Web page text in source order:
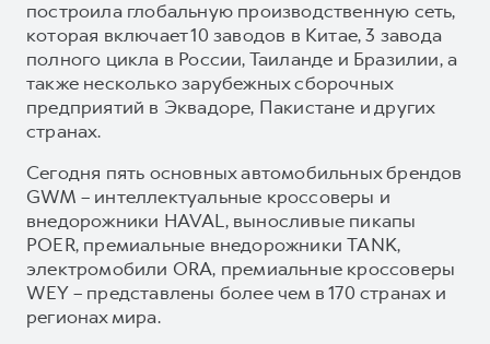
построила глобальную производственную сеть,
которая включает 10 заводов в Китае, 3 завода
полного цикла в России, Таиланде и Бразилии, а
также несколько зарубежных сборочных
предприятий в Эквадоре, Пакистане и других
странах.
Сегодня пять основных автомобильных брендов
GWM – интеллектуальные кроссоверы и
внедорожники HAVAL, выносливые пикапы
POER, премиальные внедорожники TANK,
электромобили ORA, премиальные кроссоверы
WEY – представлены более чем в 170 странах и
регионах мира.